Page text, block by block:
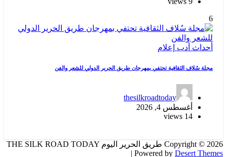
6
أحداث أدب إعلام
مجلة سُلاف الثقافية تحتفي بمهرجان طريق الحرير الدولي للشعر والفن
thesilkroadtoday
أغسطس 4, 2026
14 views
Copyright © 2026 طريق الحرير اليوم THE SILK ROAD TODAY
| Powered by Desert Themes